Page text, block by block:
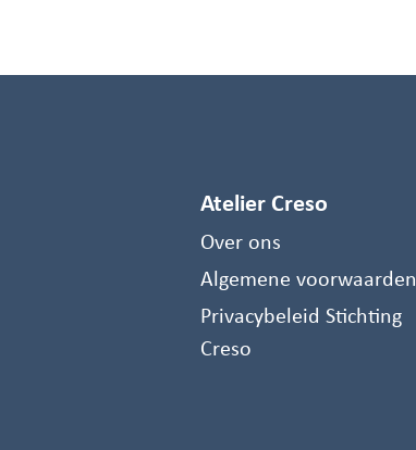
Atelier Creso
Over ons
Algemene voorwaarden
Privacybeleid Stichting
Creso